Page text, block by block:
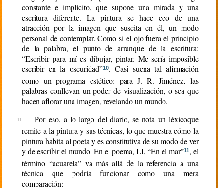
constante e implícito, que supone una mirada y una
escritura diferente. La pintura se hace eco de una
atracción por la imagen que suscita en él, un modo
personal de contemplar. Como si el ojo fuera el principio
de la palabra, el punto de arranque de la escritura:
“Escribir para mí es dibujar, pintar. Me sería imposible
escribir en la oscuridad”10. Casi suena tal afirmación
como un programa estético: para J. R. Jiménez, las
palabras conllevan un poder de visualización, o sea que
hacen aflorar una imagen, revelando un mundo.
Por eso, a lo largo del diario, se nota un léxicoque
remite a la pintura y sus técnicas, lo que muestra cómo la
pintura habita al poeta y es constitutiva de su modo de ver
y de escribir el mundo. En el poema, LI, “En el mar”11, el
término “acuarela” va más allá de la referencia a una
técnica que podría funcionar como una mera
comparación: